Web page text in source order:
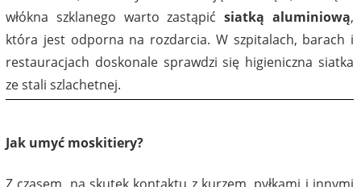
włókna szklanego warto zastąpićsiatką aluminiową,
która jest odporna na rozdarcia. W szpitalach, barach i
restauracjach doskonale sprawdzi się higieniczna siatka
ze stali szlachetnej.
Jak umyć moskitiery?